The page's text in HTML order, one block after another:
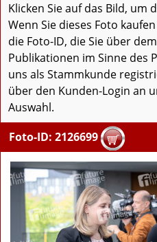
Klicken Sie auf das Bild, um
Wenn Sie dieses Foto
die Foto-ID, die Sie über
Publikationen im Sinne des
uns als Stammkunde
über den Kunden-Login an
Auswahl.
Foto-ID: 2126699